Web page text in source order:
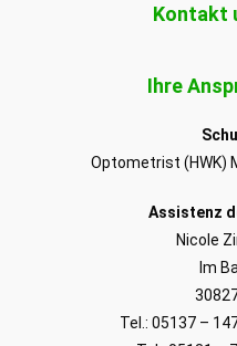
Kontakt
Ihre
Optometrist (HWK)
Assistenz
Nicole
Im
Tel.: 05137 –